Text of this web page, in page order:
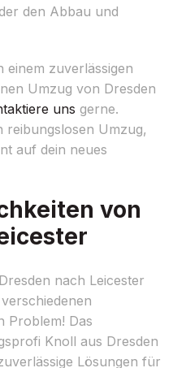
den Abbau und
zuverlässigen
Umzug von Dresden
uns gerne.
reibungslosen Umzug,
auf dein neues
von
nach Leicester
Problem! Das
Knoll aus Dresden
Lösungen für